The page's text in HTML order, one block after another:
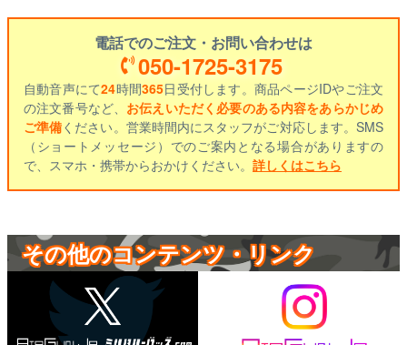
電話でのご注文・お問い合わせは
050-1725-3175
自動音声にて24時間365日受付します。商品ページIDやご注文
の注文番号など、 お伝えいただく必要のある内容をあらかじめ
ご準備ください。営業時間内にスタッフがご対応します。SMS
（ショートメッセージ）でのご案内となる場合がありますの
で、スマホ・携帯からおかけください。 詳しくはこちら
その他のコンテンツ・リンク